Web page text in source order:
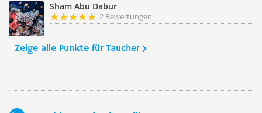
Sham Abu Dabur
2 Bewertungen
Zeige alle Punkte für Taucher